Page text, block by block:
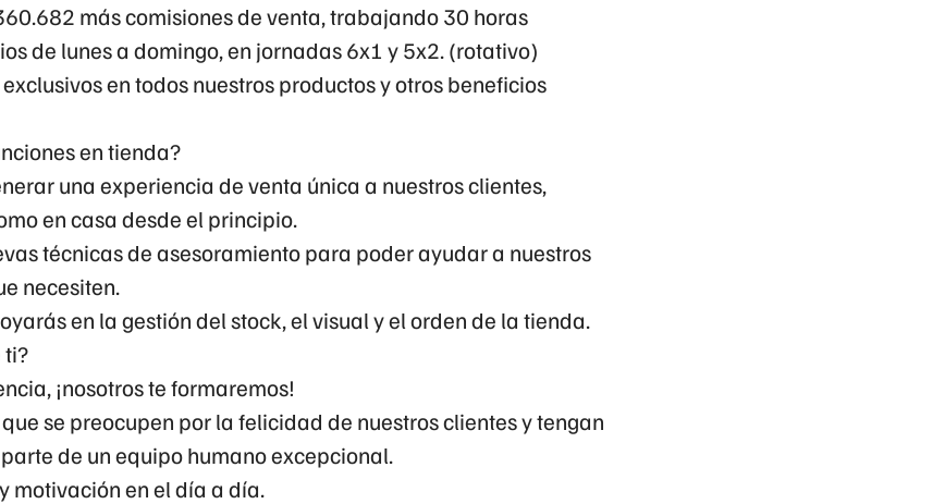
más comisiones de venta, trabajando30 horas
de lunes a domingo, en jornadas 6x1 y 5x2. (rotativo)
en todos nuestros productos y otros beneficios
en tienda?
una experiencia de venta única a nuestros clientes,
en casa desde el principio.
técnicas de asesoramiento para poder ayudar a nuestros
necesiten.
en la gestión del stock, el visual y el orden de la tienda.
ti?
¡nosotros te formaremos!
se preocupen por la felicidad de nuestros clientes y tengan
de un equipo humano excepcional.
motivación en el día a día.